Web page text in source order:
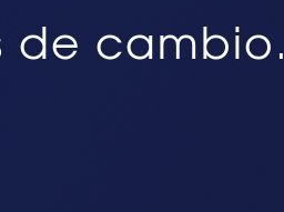
de cambio.